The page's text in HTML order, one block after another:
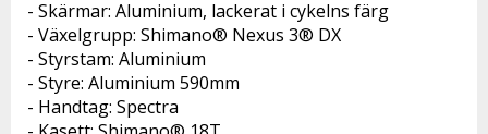
- Skärmar: Aluminium, lackerat i cykelns färg
- Växelgrupp: Shimano® Nexus 3® DX
- Styrstam: Aluminium
- Styre: Aluminium 590mm
- Handtag: Spectra